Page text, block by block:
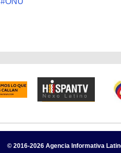
© 2016-2026 Agencia Informativa